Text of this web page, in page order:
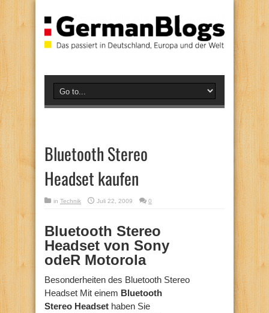
Bluetooth Stereo
Headset kaufen
in Technik Juli 22, 2009 0
Bluetooth Stereo
Headset von Sony
odeR Motorola
Besonderheiten des Bluetooth Stereo
Headset Mit einem Bluetooth
Stereo Headset haben Sie